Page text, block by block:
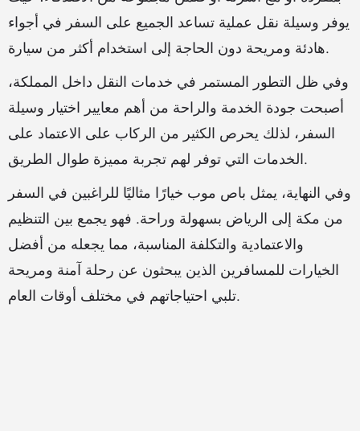
يوفر وسيلة نقل عملية تساعد الجميع على السفر في أجواء
هادئة ومريحة دون الحاجة إلى استخدام أكثر من سيارة.
وفي ظل التطور المستمر في خدمات النقل داخل المملكة،
أصبحت جودة الخدمة والراحة من أهم معايير اختيار وسيلة
السفر، لذلك يحرص الكثير من الركاب على الاعتماد على
الخدمات التي توفر لهم تجربة مميزة طوال الطريق.
وفي النهاية، يمثل باص موب خيارًا مثاليًا للراغبين في السفر
من مكة إلى الرياض بسهولة وراحة. فهو يجمع بين التنظيم
والاعتمادية والتكلفة المناسبة، مما يجعله من أفضل
الخيارات للمسافرين الذين يبحثون عن رحلة آمنة ومريحة
تلبي احتياجاتهم في مختلف أوقات العام.